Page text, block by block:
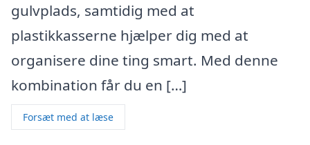
gulvplads, samtidig med at
plastikkasserne hjælper dig med at
organisere dine ting smart. Med denne
kombination får du en […]
Forsæt med at læse